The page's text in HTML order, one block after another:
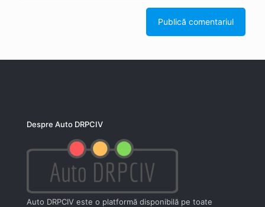
Despre Auto DRPCIV
Auto DRPCIV este o platformă disponibilă pe toate